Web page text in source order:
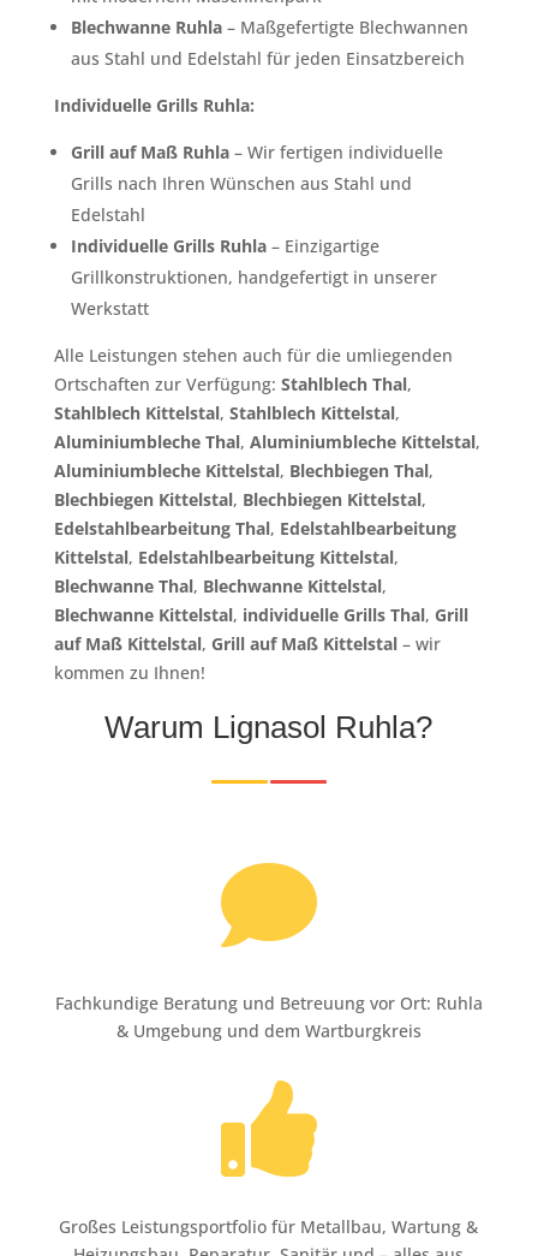
Blechwanne Ruhla– Maßgefertigte Blechwannen
aus Stahl und Edelstahl für jeden Einsatzbereich
Individuelle Grills Ruhla:
Grill auf Maß Ruhla– Wir fertigen individuelle
Grills nach Ihren Wünschen aus Stahl und
Edelstahl
Individuelle Grills Ruhla– Einzigartige
Grillkonstruktionen, handgefertigt in unserer
Werkstatt
Alle Leistungen stehen auch für die umliegenden
Ortschaften zur Verfügung: Stahlblech Thal,
Stahlblech Kittelstal, Stahlblech Kittelstal,
Aluminiumbleche Thal, Aluminiumbleche Kittelstal,
Aluminiumbleche Kittelstal, Blechbiegen Thal,
Blechbiegen Kittelstal, Blechbiegen Kittelstal,
Edelstahlbearbeitung Thal, Edelstahlbearbeitung
Kittelstal, Edelstahlbearbeitung Kittelstal,
Blechwanne Thal, Blechwanne Kittelstal,
Blechwanne Kittelstal, individuelle Grills Thal, Grill
auf Maß Kittelstal, Grill auf Maß Kittelstal– wir
kommen zu Ihnen!
Warum Lignasol Ruhla?

Fachkundige Beratung und Betreuung vor Ort: Ruhla
& Umgebung und dem Wartburgkreis

Großes Leistungsportfolio für Metallbau, Wartung &